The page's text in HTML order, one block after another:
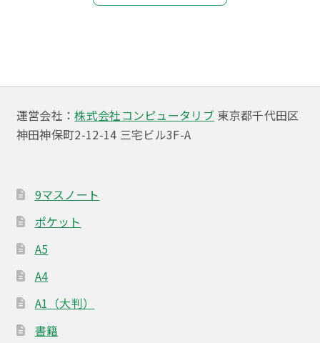
運営会社：株式会社コンピュータリブ 東京都千代田区
神田神保町2-12-14 三宅ビル3F-A
9マスノート
ポケット
A5
A4
A1（大判）
書籍